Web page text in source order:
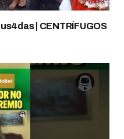
| CENTRÍFUGOS